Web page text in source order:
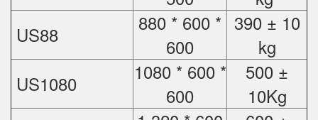
US88
880 * 600 *
600
390 ± 10
kg
US1080
1080 * 600 *
600
500 ±
10Kg